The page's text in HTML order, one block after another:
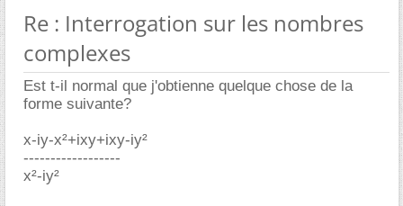
Re : Interrogation sur les nombres
complexes
Est t-il normal que j'obtienne quelque chose de la
forme suivante?
x-iy-x²+ixy+ixy-iy²
------------------
x²-iy²